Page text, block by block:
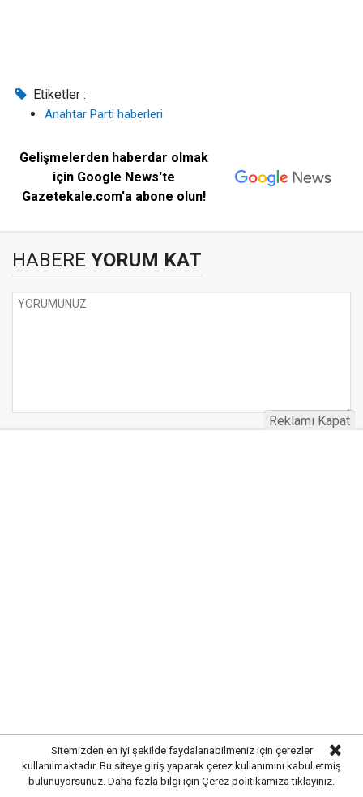
Etiketler :
Anahtar Parti haberleri
Gelişmelerden haberdar olmak
için Google News'te
Gazetekale.com'a abone olun!
HABERE YORUM KAT
Sitemizden en iyi şekilde faydalanabilmeniz için çerezler
kullanılmaktadır. Bu siteye giriş yaparak çerez kullanımını kabul etmiş
bulunuyorsunuz. Daha fazla bilgi için Çerez politikamıza tıklayınız.
Reklamı Kapat